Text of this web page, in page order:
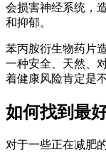
会损害神经系统，
和抑郁。
苯丙胺衍生物药片
一种安全、天然、
着健康风险肯定是
如何找到最
对于一些正在减肥